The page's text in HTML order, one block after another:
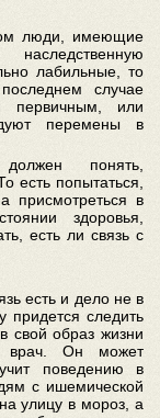
люди, имеющие
лабильные, то
случае
первичным, или
перемены в
понять,
есть попытаться,
присмотреться в
здоровья,
есть ли связь с
есть и дело не в
придется следить
свой образ жизни
врач. Он может
поведению в
с ишемической
улицу в мороз, а